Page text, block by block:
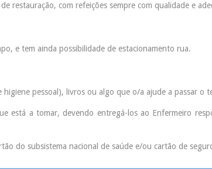
restauração, com refeições sempre com qualidade e
e tem ainda possibilidade de estacionamento rua.
pessoal), livros ou algo que o/a ajude a passar o
está a tomar, devendo entregá-los ao Enfermeiro
do subsistema nacional de saúde e/ou cartão de